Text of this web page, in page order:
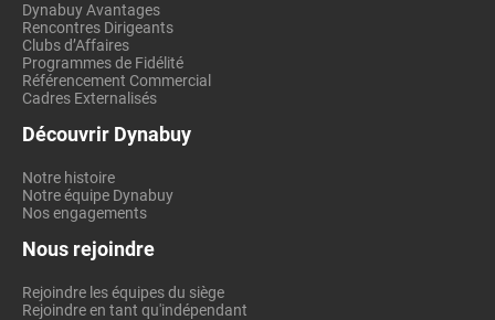
Dynabuy Avantages
Rencontres Dirigeants
Clubs d’Affaires
Programmes de Fidélité
Référencement Commercial
Cadres Externalisés
Découvrir Dynabuy
Notre histoire
Notre équipe Dynabuy
Nos engagements
Nous rejoindre
Rejoindre les équipes du siège
Rejoindre en tant qu'indépendant